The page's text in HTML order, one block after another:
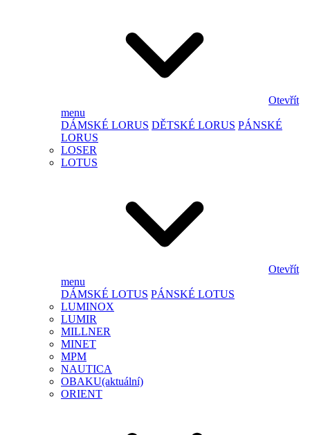
Otevřít
menu
DÁMSKÉ LORUS DĚTSKÉ LORUS PÁNSKÉ
LORUS
LOSER
LOTUS
Otevřít
menu
DÁMSKÉ LOTUS PÁNSKÉ LOTUS
LUMINOX
LUMIR
MILLNER
MINET
MPM
NAUTICA
OBAKU(aktuální)
ORIENT